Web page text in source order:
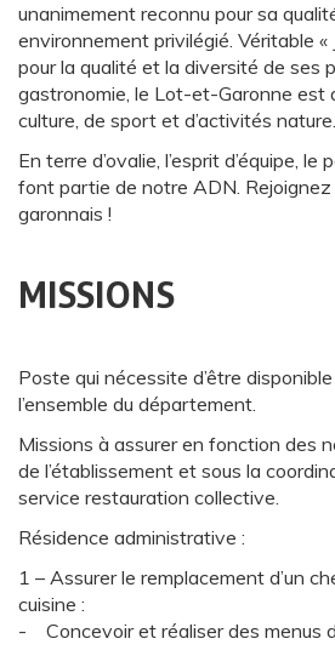
unanimement reconnu pour sa
environnement privilégié. Véritable «
pour la qualité et la diversité de ses
gastronomie, le Lot-et-Garonne est
culture, de sport et d’activités nature.
En terre d’ovalie, l’esprit d’équipe,
font partie de notre ADN.
garonnais !
MISSIONS
Poste qui nécessite d’être
l’ensemble du département.
Missions à assurer en fonction des
de l’établissement et sous la
service restauration collective.
Résidence administrative :
1 – Assurer le remplacement d’un
cuisine :
- Concevoir et réaliser des menus